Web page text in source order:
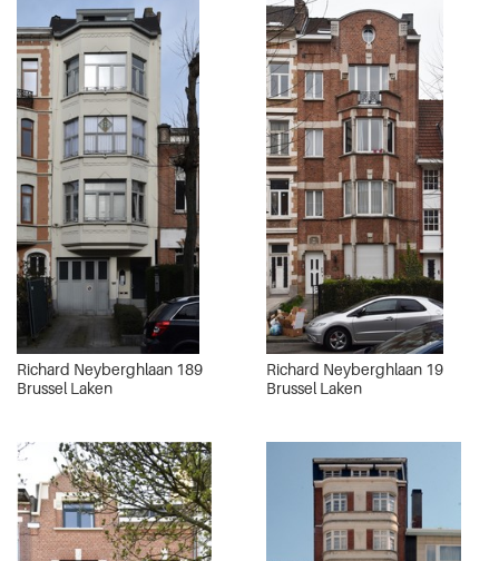
Richard Neyberghlaan 189
Brussel Laken
Richard Neyberghlaan 19
Brussel Laken